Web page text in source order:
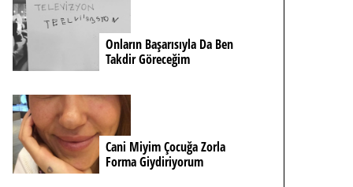
Onların Başarısıyla Da Ben
Takdir Göreceğim
Cani Miyim Çocuğa Zorla
Forma Giydiriyorum